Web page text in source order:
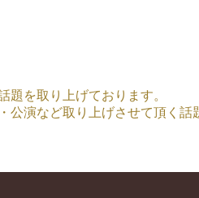
題を取り上げております。
演など取り上げさせて頂く話